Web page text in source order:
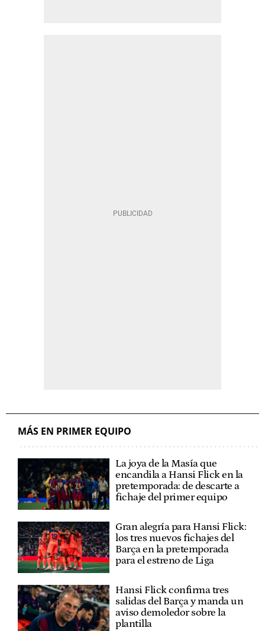
MÁS EN PRIMER EQUIPO
La joya de la Masía que
encandila a Hansi Flick en la
pretemporada: de descarte a
fichaje del primer equipo
Gran alegría para Hansi Flick:
los tres nuevos fichajes del
Barça en la pretemporada
para el estreno de Liga
Hansi Flick confirma tres
salidas del Barça y manda un
aviso demoledor sobre la
plantilla